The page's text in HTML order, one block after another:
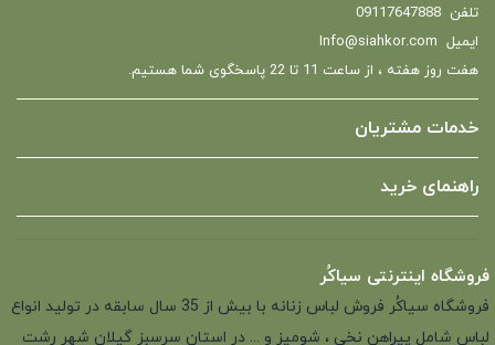
تلفن 09117647888
ایمیل Info@siahkor.com
هفت روز هفته ، از ساعت 11 تا 22 پاسخگوی شما هستیم.
خدمات مشتریان
راهنمای خرید
فروشگاه اینترنتی سیاکُر
فروشگاه سیاکُر فروش لباس زنانه با بیش از 35 سال سابقه در تولید انواع
لباس شامل پیراهن نخی ، شومیز و ... در استان سرسبز گیلان شهر رشت